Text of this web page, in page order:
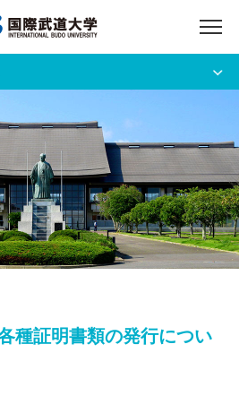
入試資料請求
種証明書類の発行につい